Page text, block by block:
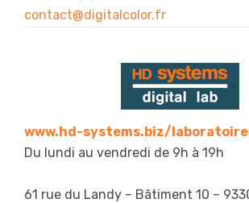
contact@digitalcolor.fr
www.hd-systems.biz/
Du lundi au vendredi de 9h à 19h
61 rue du Landy – Bâtiment 10 –